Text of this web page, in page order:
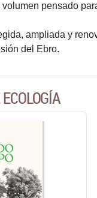
pensado
ampliada y
del Ebro.